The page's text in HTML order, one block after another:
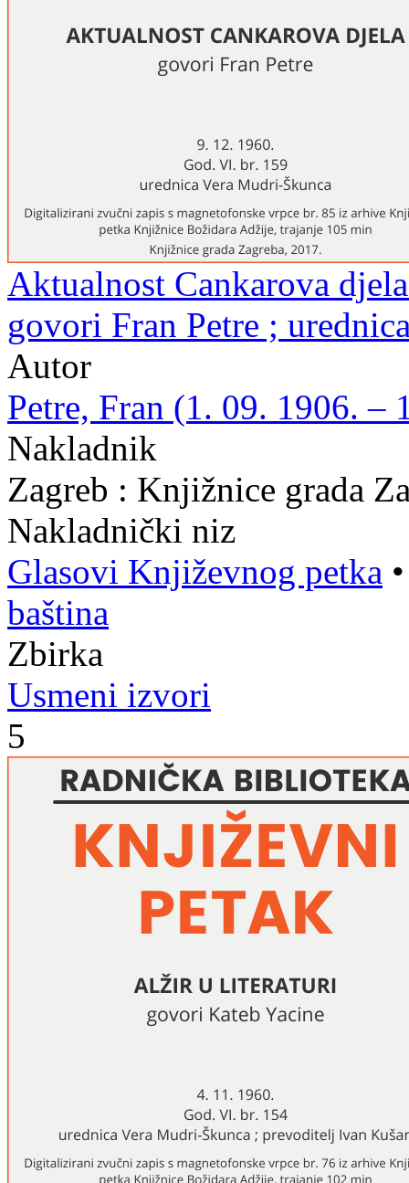
Aktualnost Cankarova
govori Fran Petre ;
Autor
Petre, Fran (1. 09. 1906. –
Nakladnik
Zagreb : Knjižnice grada
Nakladnički niz
Glasovi Književnog petka
baština
Zbirka
Usmeni izvori
5